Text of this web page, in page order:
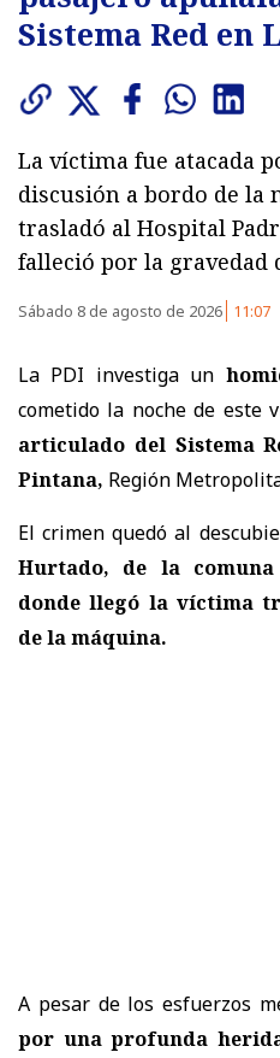
Sistema Red en
La víctima fue atacada
discusión a bordo de la
trasladó al Hospital
falleció por la gravedad
Sábado 8 de agosto de 2026 11:07
La PDI investiga un
cometido la noche de este
articulado del Sistema
Pintana, Región
El crimen quedó al
Hurtado, de la
donde llegó la víctima
de la máquina.
A pesar de los esfuerzos
por una profunda